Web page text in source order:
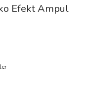
Efekt Ampul